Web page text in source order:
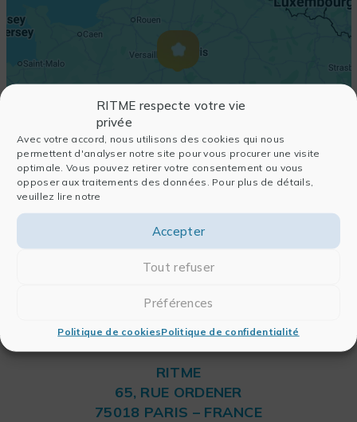
RITME respecte votre vie
privée
Avec votre accord, nous utilisons des cookies qui nous
permettent d'analyser notre site pour vous procurer une visite
optimale. Vous pouvez retirer votre consentement ou vous
opposer aux traitements des données. Pour plus de détails,
veuillez lire notre
Accepter
Tout refuser
Préférences
Politique de cookiesPolitique de confidentialité
RITME
65, RUE ORDENER
75018 PARIS – FRANCE